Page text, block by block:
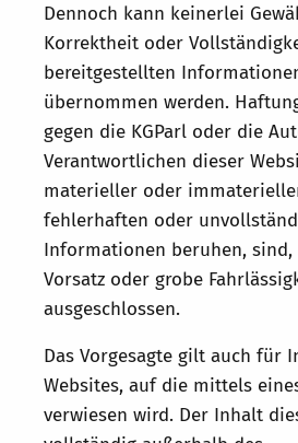
Dennoch kann keinerlei
Korrektheit oder
bereitgestellten
übernommen werden.
gegen die KGParl oder die
Verantwortlichen dieser
materieller oder
fehlerhaften oder
Informationen beruhen,
Vorsatz oder grobe
ausgeschlossen.
Das Vorgesagte gilt auch für
Websites, auf die mittels
verwiesen wird. Der Inhalt